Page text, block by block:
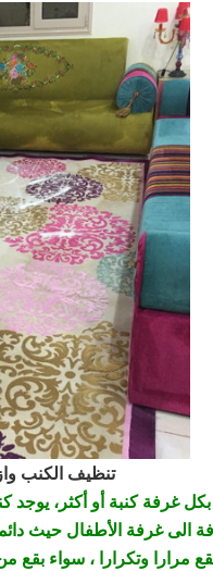
تنظيف الكنب
غرفة كنبة أو أكثر،
مرارا وتكرارا ، سواء